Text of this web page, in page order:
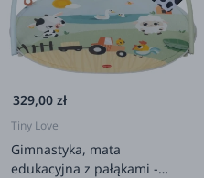
329,00 zł
Tiny Love
Gimnastyka, mata
edukacyjna z pałąkami -